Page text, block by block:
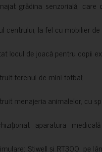
grădina senzorială,
centrului, la fel cu mobilier
locul de joacă pentru copii
terenul de mini-fotbal;
menajeria animalelor, cu
aparatura
Stiwell și RT300, pe